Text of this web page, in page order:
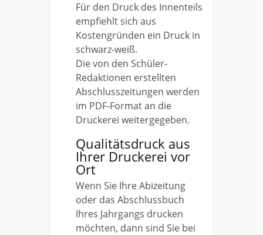
Für den Druck des Innenteils
empfiehlt sich aus
Kostengründen ein Druck in
schwarz-weiß.
Die von den Schüler-
Redaktionen erstellten
Abschlusszeitungen werden
im PDF-Format an die
Druckerei weitergegeben.
Qualitätsdruck aus
Ihrer Druckerei vor
Ort
Wenn Sie Ihre Abizeitung
oder das Abschlussbuch
Ihres Jahrgangs drucken
möchten, dann sind Sie bei